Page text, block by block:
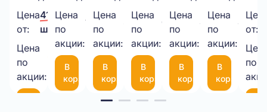
40мкм
прозрачный
Цена
от:
41,00 ₽/
шт.
Цена
по
акции:
35,00 ₽/
в
рулоне
1050*25М
Цена
по
акции:
1 000,00 ₽/
шт.
В
корзину
500*20МКМ*1,3кг
НЕТТО
Цена
по
акции:
335,00 ₽/
шт.
В
корзину
ВПП
3-
10-
75
(300*200мм)
Цена
по
акции:
6,50 ₽/
шт.
В
корзину
340х460
50
мкм
Цена
по
акции:
8,45 ₽/
шт.
В
корзину
6
мм
с
35
см
Цена
по
акции:
4,00
шт.
В
корзину
от:
по